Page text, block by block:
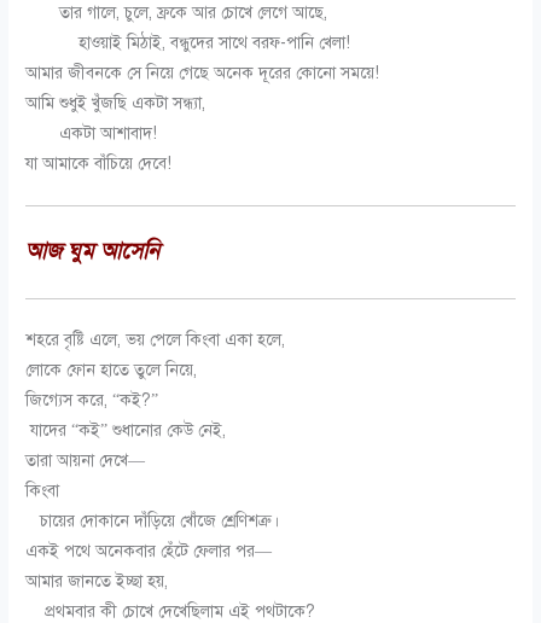
তার গালে, চুলে, ফ্রকে আর চোখে লেগে আছে,
হাওয়াই মিঠাই, বন্ধুদের সাথে বরফ-পানি খেলা!
আমার জীবনকে সে নিয়ে গেছে অনেক দূরের কোনো সময়ে!
আমি শুধুই খুঁজছি একটা সন্ধ্যা,
একটা আশাবাদ!
যা আমাকে বাঁচিয়ে দেবে!
আজ ঘুম আসেনি
শহরে বৃষ্টি এলে, ভয় পেলে কিংবা একা হলে,
লোকে ফোন হাতে তুলে নিয়ে,
জিগ্যেস করে, “কই?”
যাদের “কই” শুধানোর কেউ নেই,
তারা আয়না দেখে—
কিংবা
চায়ের দোকানে দাঁড়িয়ে খোঁজে শ্রেণিশত্রু।
একই পথে অনেকবার হেঁটে ফেলার পর—
আমার জানতে ইচ্ছা হয়,
প্রথমবার কী চোখে দেখেছিলাম এই পথটাকে?